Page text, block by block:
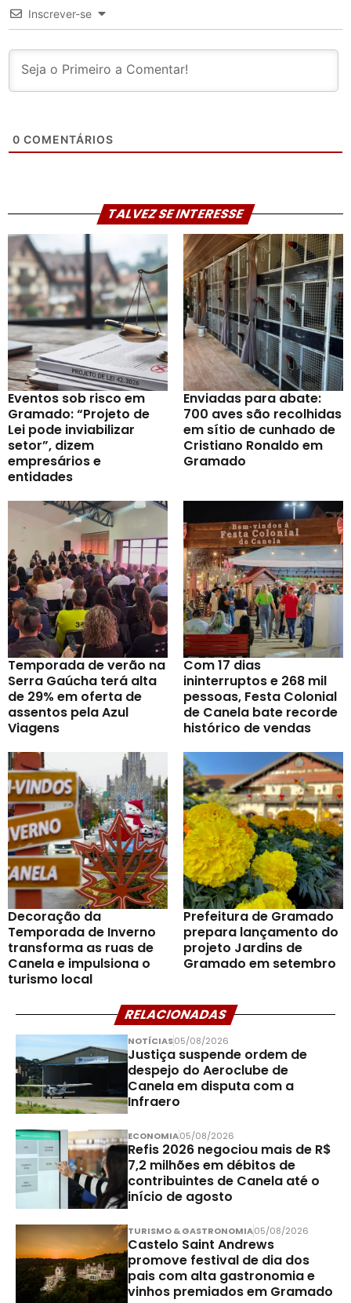
Inscrever-se
0 COMENTÁRIOS
TALVEZ SE INTERESSE
Eventos sob risco em
Gramado: “Projeto de
Lei pode inviabilizar
setor”, dizem
empresários e
entidades
Enviadas para abate:
700 aves são recolhidas
em sítio de cunhado de
Cristiano Ronaldo em
Gramado
Temporada de verão na
Serra Gaúcha terá alta
de 29% em oferta de
assentos pela Azul
Viagens
Com 17 dias
ininterruptos e 268 mil
pessoas, Festa Colonial
de Canela bate recorde
histórico de vendas
Decoração da
Temporada de Inverno
transforma as ruas de
Canela e impulsiona o
turismo local
Prefeitura de Gramado
prepara lançamento do
projeto Jardins de
Gramado em setembro
RELACIONADAS
NOTÍCIAS05/08/2026
Justiça suspende ordem de
despejo do Aeroclube de
Canela em disputa com a
Infraero
ECONOMIA05/08/2026
Refis 2026 negociou mais de R$
7,2 milhões em débitos de
contribuintes de Canela até o
início de agosto
TURISMO & GASTRONOMIA05/08/2026
Castelo Saint Andrews
promove festival de dia dos
pais com alta gastronomia e
vinhos premiados em Gramado